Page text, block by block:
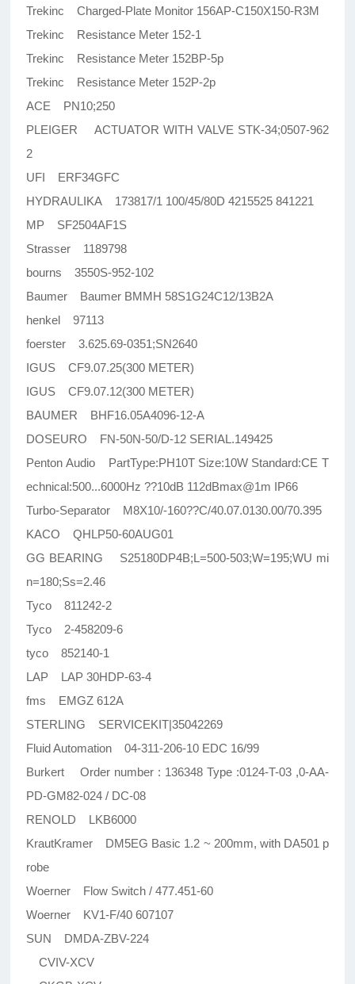
Trekinc Charged-Plate Monitor 156AP-C150X150-R3M
Trekinc Resistance Meter 152-1
Trekinc Resistance Meter 152BP-5p
Trekinc Resistance Meter 152P-2p
ACE PN10;250
PLEIGER ACTUATOR WITH VALVE STK-34;0507-962
2
UFI ERF34GFC
HYDRAULIKA 173817/1 100/45/80D 4215525 841221
MP SF2504AF1S
Strasser 1189798
bourns 3550S-952-102
Baumer Baumer BMMH 58S1G24C12/13B2A
henkel 97113
foerster 3.625.69-0351;SN2640
IGUS CF9.07.25(300 METER)
IGUS CF9.07.12(300 METER)
BAUMER BHF16.05A4096-12-A
DOSEURO FN-50N-50/D-12 SERIAL.149425
Penton Audio PartType:PH10T Size:10W Standard:CE T
echnical:500...6000Hz ??10dB 112dBmax@1m IP66
Turbo-Separator M8X10/-160??C/40.07.0130.00/70.395
KACO QHLP50-60AUG01
GG BEARING S25180DP4B;L=500-503;W=195;WU mi
n=180;Ss=2.46
Tyco 811242-2
Tyco 2-458209-6
tyco 852140-1
LAP LAP 30HDP-63-4
fms EMGZ 612A
STERLING SERVICEKIT|35042269
Fluid Automation 04-311-206-10 EDC 16/99
Burkert Order number : 136348 Type :0124-T-03 ,0-AA-
PD-GM82-024 / DC-08
RENOLD LKB6000
KrautKramer DM5EG Basic 1.2 ~ 200mm, with DA501 p
robe
Woerner Flow Switch / 477.451-60
Woerner KV1-F/40 607107
SUN DMDA-ZBV-224
CVIV-XCV